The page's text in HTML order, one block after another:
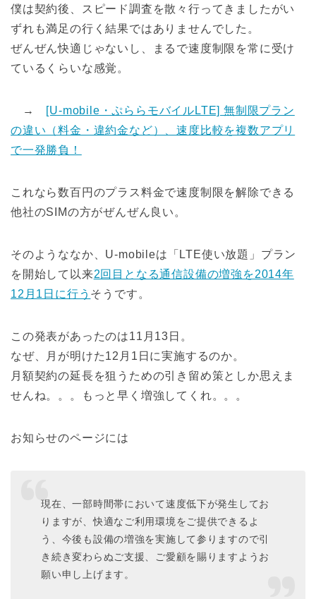
僕は契約後、スピード調査を散々行ってきましたがい
ずれも満足の行く結果ではありませんでした。
ぜんぜん快適じゃないし、まるで速度制限を常に受け
ているくらいな感覚。
→ [U-mobile・ぷららモバイルLTE] 無制限プラン
の違い（料金・違約金など）、速度比較を複数アプリ
で一発勝負！
これなら数百円のプラス料金で速度制限を解除できる
他社のSIMの方がぜんぜん良い。
そのようななか、U-mobileは「LTE使い放題」プラン
を開始して以来2回目となる通信設備の増強を2014年
12月1日に行う そうです。
この発表があったのは11月13日。
なぜ、月が明けた12月1日に実施するのか。
月額契約の延長を狙うための引き留め策としか思えま
せんね。。。もっと早く増強してくれ。。。
お知らせのページには
現在、一部時間帯において速度低下が発生してお
りますが、快適なご利用環境をご提供できるよ
う、今後も設備の増強を実施して参りますので引
き続き変わらぬご支援、ご愛顧を賜りますようお
願い申し上げます。